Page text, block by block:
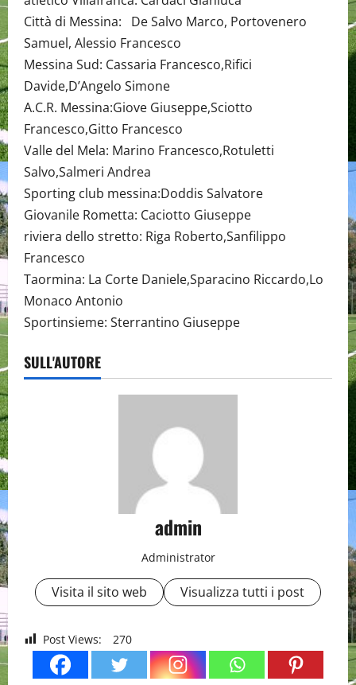
Città di Messina: De Salvo Marco, Portovenero
Samuel, Alessio Francesco
Messina Sud: Cassaria Francesco,Rifici
Davide,D’Angelo Simone
A.C.R. Messina:Giove Giuseppe,Sciotto
Francesco,Gitto Francesco
Valle del Mela: Marino Francesco,Rotuletti
Salvo,Salmeri Andrea
Sporting club messina:Doddis Salvatore
Giovanile Rometta: Caciotto Giuseppe
riviera dello stretto: Riga Roberto,Sanfilippo
Francesco
Taormina: La Corte Daniele,Sparacino Riccardo,Lo
Monaco Antonio
Sportinsieme: Sterrantino Giuseppe
SULL'AUTORE
admin
Administrator
Visita il sito web Visualizza tutti i post
Post Views: 270